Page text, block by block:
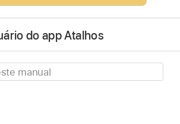
do app Atalhos